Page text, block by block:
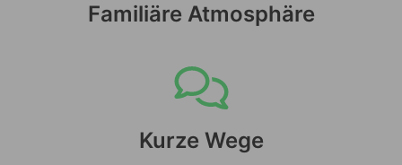
Familiäre Atmosphäre
Kurze Wege